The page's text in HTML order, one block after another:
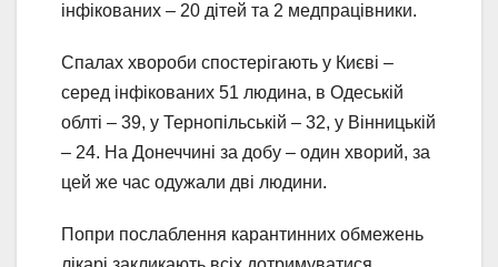
інфікованих – 20 дітей та 2 медпрацівники.
Спалах хвороби спостерігають у Києві –
серед інфікованих 51 людина, в Одеській
облті – 39, у Тернопільській – 32, у Вінницькій
– 24. На Донеччині за добу – один хворий, за
цей же час одужали дві людини.
Попри послаблення карантинних обмежень